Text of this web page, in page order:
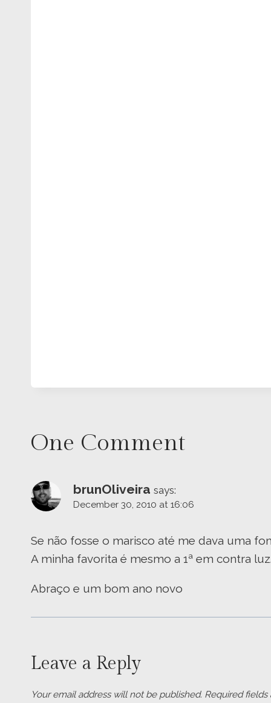
One Comment
brunOliveira says:
December 30, 2010 at 16:06
Se não fosse o marisco até me dava uma
A minha favorita é mesmo a 1ª em contra luz.
Abraço e um bom ano novo
Leave a Reply
Your email address will not be published. Required